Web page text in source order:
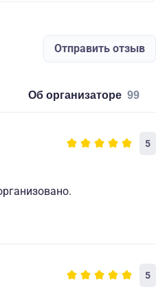
Отправить отзыв
об организаторе 99
5
5